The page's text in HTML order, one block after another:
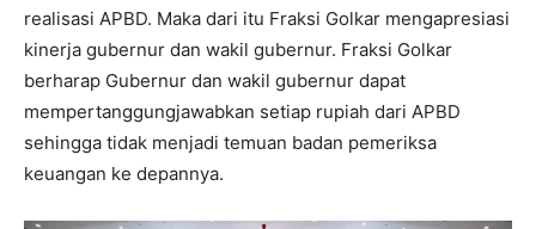
realisasi APBD. Maka dari itu Fraksi Golkar mengapresiasi
kinerja gubernur dan wakil gubernur. Fraksi Golkar
berharap Gubernur dan wakil gubernur dapat
mempertanggungjawabkan setiap rupiah dari APBD
sehingga tidak menjadi temuan badan pemeriksa
keuangan ke depannya.